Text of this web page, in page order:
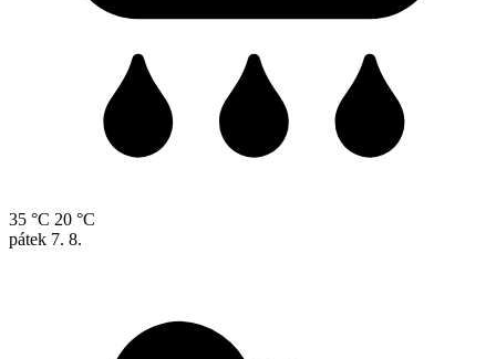
35 °C 20 °C
pátek 7. 8.